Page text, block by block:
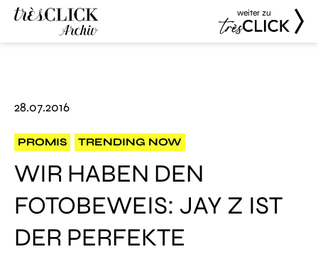
weiter zu
28.07.2016
PROMIS TRENDING NOW
WIR HABEN DEN
FOTOBEWEIS: JAY Z IST
DER PERFEKTE